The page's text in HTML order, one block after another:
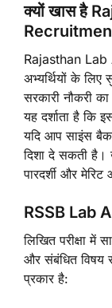
क्यों खास है
Rajasthan
अभ्यर्थियों के
सरकारी नौकरी
यह दर्शाता है कि
यदि आप साइंस
दिशा दे सकती है।
पारदर्शी और मेरिट
RSSB Lab
लिखित परीक्षा में
और संबंधित विषय
प्रकार है: